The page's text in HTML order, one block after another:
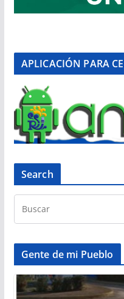
APLICACIÓN PARA
Search
Gente de mi Pueblo